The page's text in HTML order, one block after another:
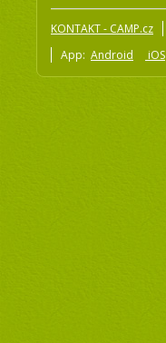
KONTAKT - CAMP.cz
App: Android iOS